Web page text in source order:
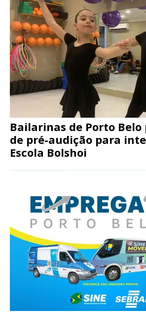
Bailarinas de Porto
de pré-audição para
Escola Bolshoi